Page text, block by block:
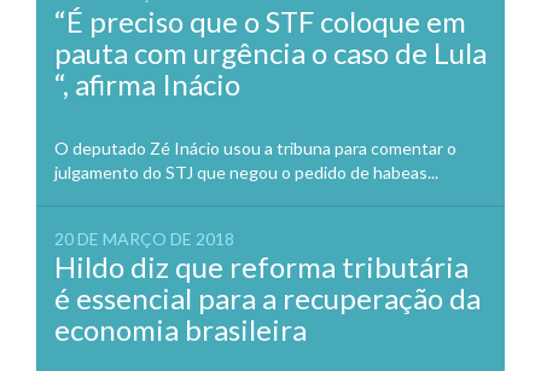
“É preciso que o STF coloque em
pauta com urgência o caso de Lula
“, afirma Inácio
O deputado Zé Inácio usou a tribuna para comentar o
julgamento do STJ que negou o pedido de habeas...
20 DE MARÇO DE 2018
Hildo diz que reforma tributária
é essencial para a recuperação da
economia brasileira